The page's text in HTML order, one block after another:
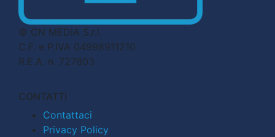
© CN MEDIA S.r.l.
C.F. e P.IVA 04998911210
R.E.A. n. 727803
CONTATTI
Contattaci
Privacy Policy